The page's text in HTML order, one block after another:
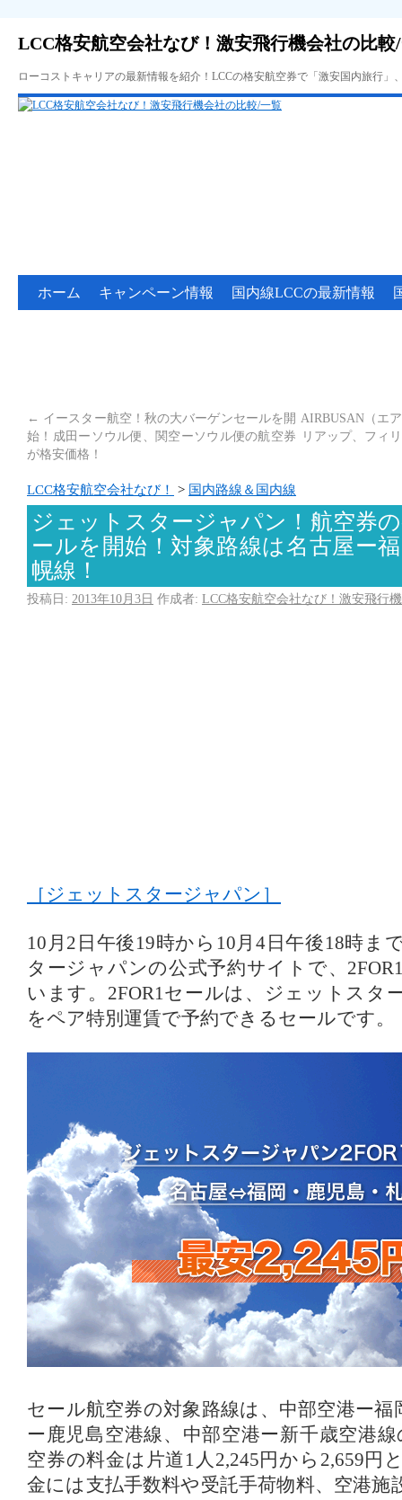
LCC格安航空会社なび！激安飛行機会社の比較
ローコストキャリアの最新情報を紹介！LCCの格安航空券で「激安国内旅行
ホーム キャンペーン情報 国内線LCCの最新情報
← イースター航空！秋の大バーゲンセールを開
始！成田ーソウル便、関空ーソウル便の航空券
が格安価格！
AIRBUSAN（エ
リアップ、フィ
LCC格安航空会社なび！ > 国内路線＆国内線
ジェットスタージャパン！航空券
ールを開始！対象路線は名古屋ー
幌線！
投稿日: 2013年10月3日 作成者: LCC格安航空会社なび！激安飛行
［ジェットスタージャパン］
10月2日午後19時から10月4日午後18時ま
タージャパンの公式予約サイトで、
います。2FOR1セールは、ジェットスタ
をペア特別運賃で予約できるセールです。
セール航空券の対象路線は、中部空港ー福
ー鹿児島空港線、中部空港ー新千歳空港
空券の料金は片道1人2,245円から2,659円
金には支払手数料や受託手荷物料、空港施